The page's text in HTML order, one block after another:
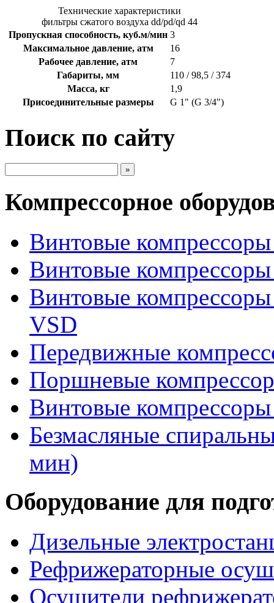
Технические характеристики
фильтры сжатого воздуха dd/pd/qd 44
Пропускная способность, куб.м/мин 3
Максимальное давление, атм
16
Рабочее давление, атм
7
Габариты, мм
110 / 98,5 / 374
Масса, кг
1,9
Присоединительные размеры
G 1" (G 3/4")
Поиск по сайту
Компрессорное
Винтовые
Винтовые
Винтовые
VSD
Передвижные
Поршневые
Винтовые
Безмасляные
мин)
Оборудование для
Дизельные
Рефрижераторные
Осушители